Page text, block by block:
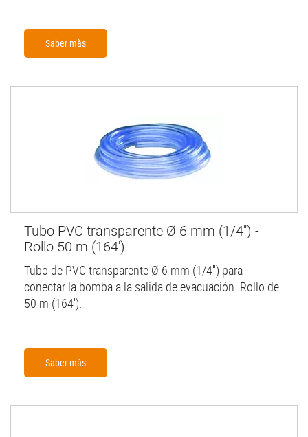
Saber màs
Tubo PVC transparente Ø 6 mm (1/4'') -
Rollo 50 m (164')
Tubo de PVC transparente Ø 6 mm (1/4'') para
conectar la bomba a la salida de evacuación. Rollo de
50 m (164').
Saber màs